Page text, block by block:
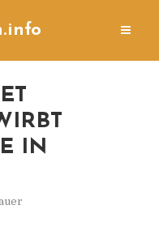
IN